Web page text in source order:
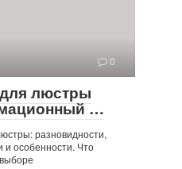
0
люстры
…
разновидности,
и особенности. Что